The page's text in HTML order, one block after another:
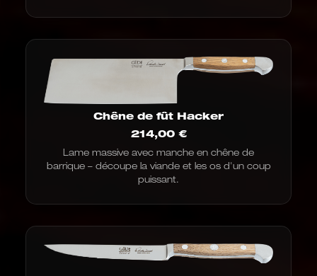
Chêne de fût Hacker
214,00 €
Lame massive avec manche en chêne de
barrique – découpe la viande et les os d'un coup
puissant.